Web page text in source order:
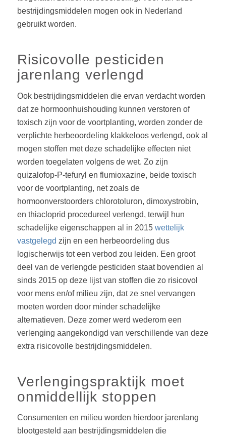
bestrijdingsmiddelen mogen ook in Nederland
gebruikt worden.
Risicovolle pesticiden
jarenlang verlengd
Ook bestrijdingsmiddelen die ervan verdacht worden
dat ze hormoonhuishouding kunnen verstoren of
toxisch zijn voor de voortplanting, worden zonder de
verplichte herbeoordeling klakkeloos verlengd, ook al
mogen stoffen met deze schadelijke effecten niet
worden toegelaten volgens de wet. Zo zijn
quizalofop-P-tefuryl en flumioxazine, beide toxisch
voor de voortplanting, net zoals de
hormoonverstoorders chlorotoluron, dimoxystrobin,
en thiacloprid procedureel verlengd, terwijl hun
schadelijke eigenschappen al in 2015 wettelijk
vastgelegd zijn en een herbeoordeling dus
logischerwijs tot een verbod zou leiden. Een groot
deel van de verlengde pesticiden staat bovendien al
sinds 2015 op deze lijst van stoffen die zo risicovol
voor mens en/of milieu zijn, dat ze snel vervangen
moeten worden door minder schadelijke
alternatieven. Deze zomer werd wederom een
verlenging aangekondigd van verschillende van deze
extra risicovolle bestrijdingsmiddelen.
Verlengingspraktijk moet
onmiddellijk stoppen
Consumenten en milieu worden hierdoor jarenlang
blootgesteld aan bestrijdingsmiddelen die